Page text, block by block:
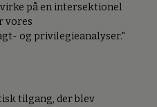
på en intersektionel
vores
og privilegieanalyser."
tilgang, der blev